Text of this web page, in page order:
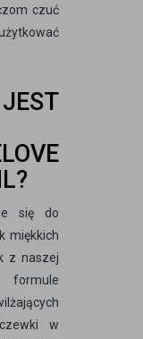
czuć
się do
miękkich
z naszej
w